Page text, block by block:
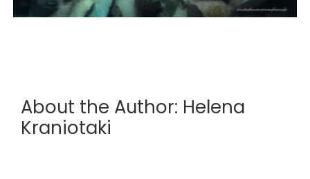
About the Author: Helena
Kraniotaki